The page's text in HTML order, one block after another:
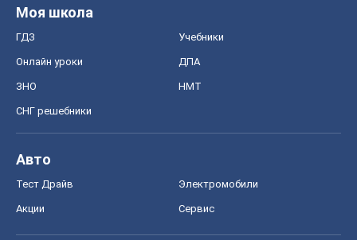
Моя школа
ГДЗ Учебники
Онлайн уроки ДПА
ЗНО НМТ
СНГ решебники
Авто
Тест Драйв Электромобили
Акции Сервис